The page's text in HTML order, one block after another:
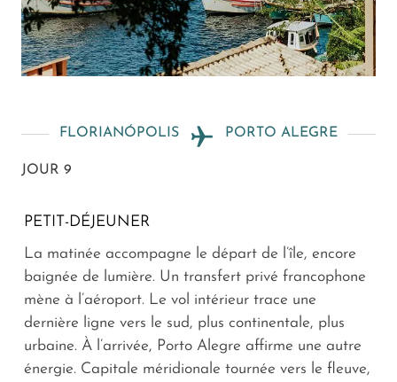
FLORIANÓPOLIS PORTO ALEGRE
JOUR 9
PETIT-DÉJEUNER
La matinée accompagne le départ de l’île, encore
baignée de lumière. Un transfert privé francophone
mène à l’aéroport. Le vol intérieur trace une
dernière ligne vers le sud, plus continentale, plus
urbaine. À l’arrivée, Porto Alegre affirme une autre
énergie. Capitale méridionale tournée vers le fleuve,